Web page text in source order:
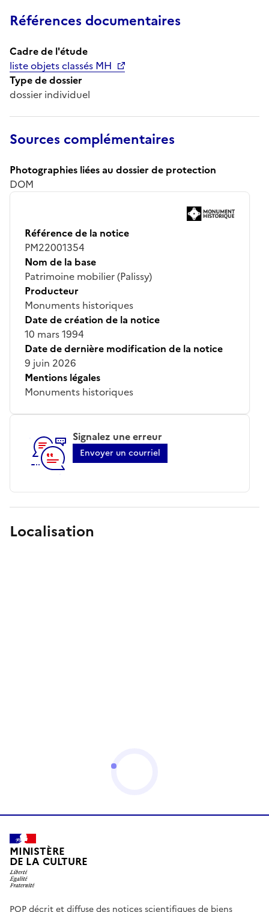
Références documentaires
Cadre de l'étude
liste objets classés MH
Type de dossier
dossier individuel
Sources complémentaires
Photographies liées au dossier de protection
DOM
Référence de la notice
PM22001354
Nom de la base
Patrimoine mobilier (Palissy)
Producteur
Monuments historiques
Date de création de la notice
10 mars 1994
Date de dernière modification de la notice
9 juin 2026
Mentions légales
Monuments historiques
Signalez une erreur
Envoyer un courriel
Localisation
MINISTÈRE
DE LA CULTURE
POP décrit et diffuse des notices scientifiques de biens